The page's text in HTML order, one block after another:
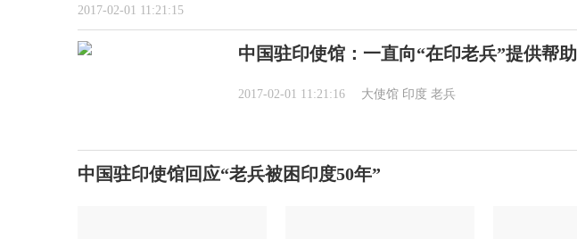
2017-02-01 11:21:15
中国驻印使馆：一直向“在印老兵”提供帮助
2017-02-01 11:21:16 大使馆 印度 老兵
中国驻印使馆回应“老兵被困印度50年”